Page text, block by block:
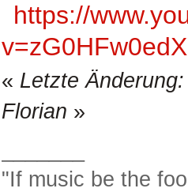
https://
« Letzte
Florian »
"If music be the